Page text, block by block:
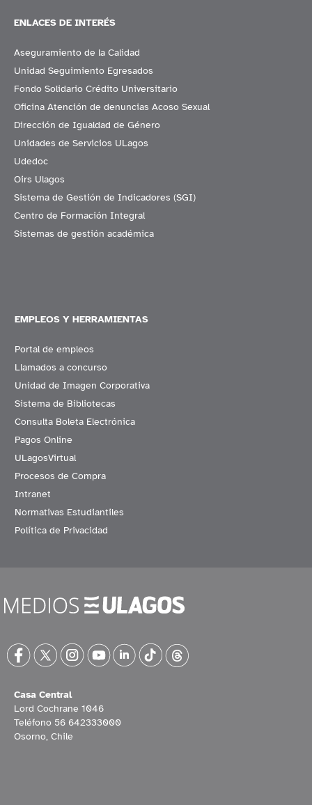
ENLACES DE INTERÉS
Aseguramiento de la Calidad
Unidad Seguimiento Egresados
Fondo Solidario Crédito Universitario
Oficina Atención de denuncias Acoso Sexual
Dirección de Igualdad de Género
Unidades de Servicios ULagos
Udedoc
Oirs Ulagos
Sistema de Gestión de Indicadores (SGI)
Centro de Formación Integral
Sistemas de gestión académica
EMPLEOS Y HERRAMIENTAS
Portal de empleos
Llamados a concurso
Unidad de Imagen Corporativa
Sistema de Bibliotecas
Consulta Boleta Electrónica
Pagos Online
ULagosVirtual
Procesos de Compra
Intranet
Normativas Estudiantiles
Política de Privacidad
Casa Central
Lord Cochrane 1046
Teléfono 56 642333000
Osorno, Chile